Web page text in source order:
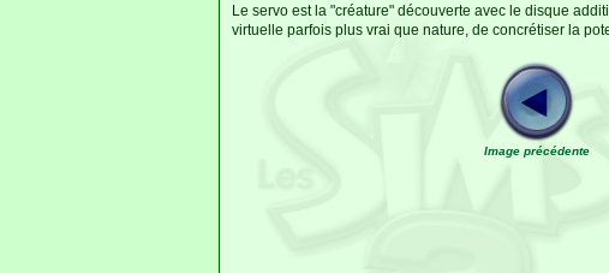
Le servo est la "créature" découverte avec le disque
virtuelle parfois plus vrai que nature, de concrétiser la
Image précédente